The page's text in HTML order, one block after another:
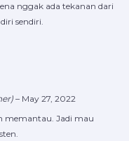
nggak ada tekanan dari
sendiri.
– May 27, 2022
memantau. Jadi mau